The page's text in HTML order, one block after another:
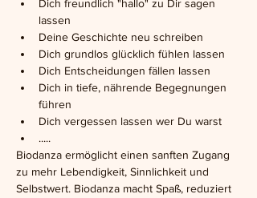
Dich freundlich "hallo" zu Dir sagen
lassen
Deine Geschichte neu schreiben
Dich grundlos glücklich fühlen lassen
Dich Entscheidungen fällen lassen
Dich in tiefe, nährende Begegnungen
führen
Dich vergessen lassen wer Du warst
.....
Biodanza ermöglicht einen sanften Zugang
zu mehr Lebendigkeit, Sinnlichkeit und
Selbstwert. Biodanza macht Spaß, reduziert